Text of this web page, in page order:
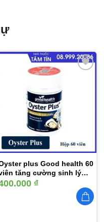
plus Good health 60
tăng cường sinh lý
giới
₫